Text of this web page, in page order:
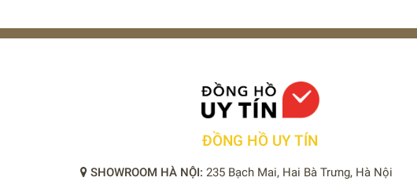
ĐỒNG HỒ UY TÍN
SHOWROOM HÀ NỘI: 235 Bạch Mai, Hai Bà Trưng, Hà Nội